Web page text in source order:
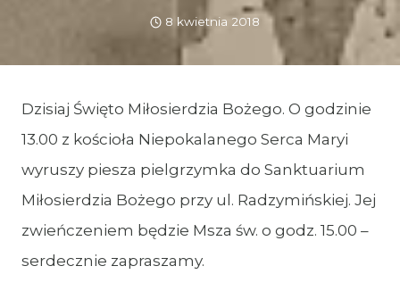
8 kwietnia 2018
Dzisiaj Święto Miłosierdzia Bożego. O godzinie
13.00 z kościoła Niepokalanego Serca Maryi
wyruszy piesza pielgrzymka do Sanktuarium
Miłosierdzia Bożego przy ul. Radzymińskiej. Jej
zwieńczeniem będzie Msza św. o godz. 15.00 –
serdecznie zapraszamy.